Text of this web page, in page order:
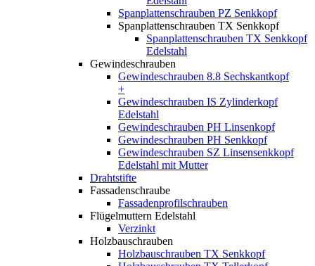
Spanplattenschrauben PZ Senkkopf
Spanplattenschrauben TX Senkkopf
Spanplattenschrauben TX Senkkopf
Edelstahl
Gewindeschrauben
Gewindeschrauben 8.8 Sechskantkopf
+
Gewindeschrauben IS Zylinderkopf
Edelstahl
Gewindeschrauben PH Linsenkopf
Gewindeschrauben PH Senkkopf
Gewindeschrauben SZ Linsensenkkopf
Edelstahl mit Mutter
Drahtstifte
Fassadenschraube
Fassadenprofilschrauben
Flügelmuttern Edelstahl
Verzinkt
Holzbauschrauben
Holzbauschrauben TX Senkkopf